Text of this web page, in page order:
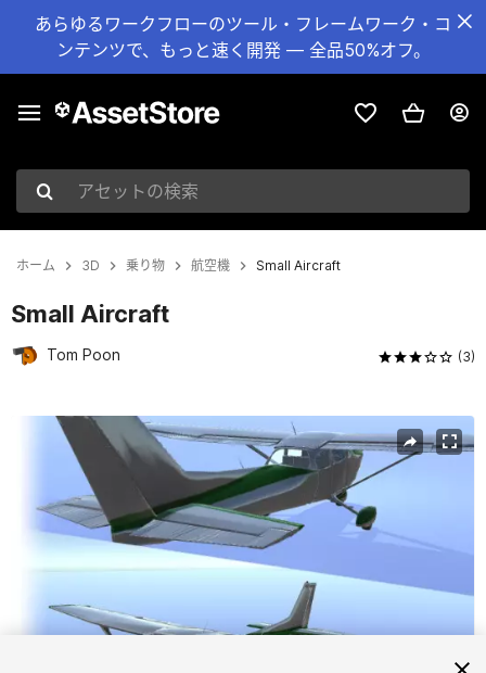
あらゆるワークフローのツール・フレームワーク・コ
ンテンツで、もっと速く開発 — 全品50%オフ。
アセットの検索
ホーム 3D 乗り物 航空機 Small Aircraft
Small Aircraft
Tom Poon (3)
現在のスライド：1 / 8